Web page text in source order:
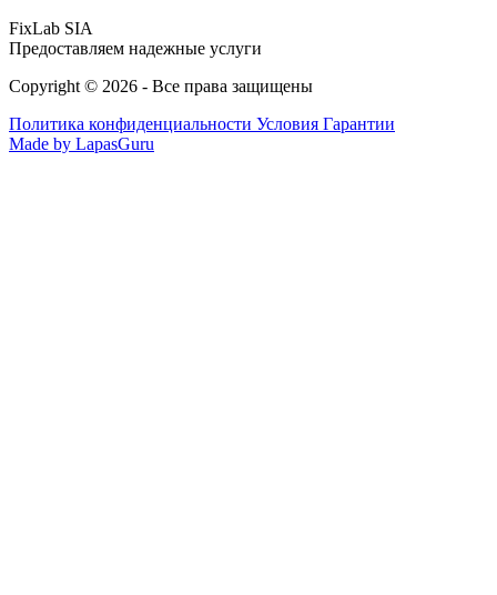
FixLab SIA
Предоставляем надежные услуги
Copyright © 2026 - Все права защищены
Политика конфиденциальности Условия Гарантии
Made by LapasGuru